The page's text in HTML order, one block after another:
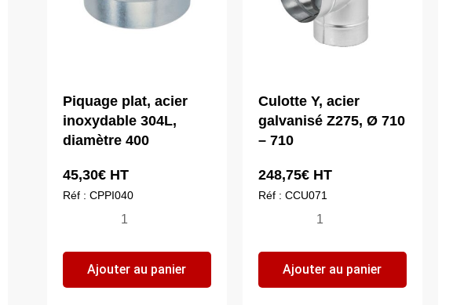
Piquage plat, acier
inoxydable 304L,
diamètre 400
45,30€ HT
Réf : CPPI040
quantité
Piquage
plat,
Ajouter au panier
Culotte Y, acier
galvanisé Z275, Ø 710
– 710
248,75€HT
Réf : CCU071
quantité
Culotte
Y,
Ajouter au panier